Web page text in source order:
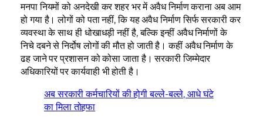
मनपा नियमों को अनदेखी कर शहर भर में अवैध निर्माण कराना अब आम
हो गया है। लोगों को पता नहीं, कि यह अवैध निर्माण सिर्फ सरकारी कर
व्यवस्था के साथ ही धोखाधड़ी नहीं है, बल्कि इन्हीं अवैध निर्माणों के
निचे दबने से निर्दोष लोगों की मौत हो जाती है। कहीं अवैध निर्माण के
ढह जाने पर प्रशासन को कोसा जाता है। सरकारी जिम्मेदार
अधिकारियों पर कार्यवाही भी होती है।
अब सरकारी कर्मचारियों की होगी बल्ले-बल्ले, आधे घंटे
का मिला तोहफा